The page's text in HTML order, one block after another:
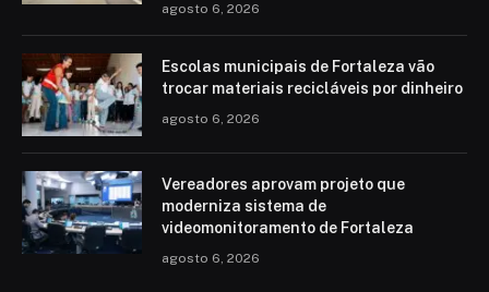
agosto 6, 2026
Escolas municipais de Fortaleza vão
trocar materiais recicláveis por dinheiro
agosto 6, 2026
Vereadores aprovam projeto que
moderniza sistema de
videomonitoramento de Fortaleza
agosto 6, 2026